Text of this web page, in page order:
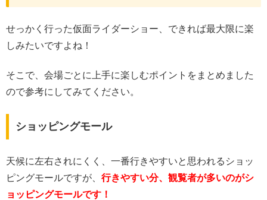
せっかく行った仮面ライダーショー、できれば最大限に楽
しみたいですよね！
そこで、会場ごとに上手に楽しむポイントをまとめました
ので参考にしてみてください。
ショッピングモール
天候に左右されにくく、一番行きやすいと思われるショッ
ピングモールですが、 行きやすい分、観覧者が多いのがシ
ョッピングモールです！